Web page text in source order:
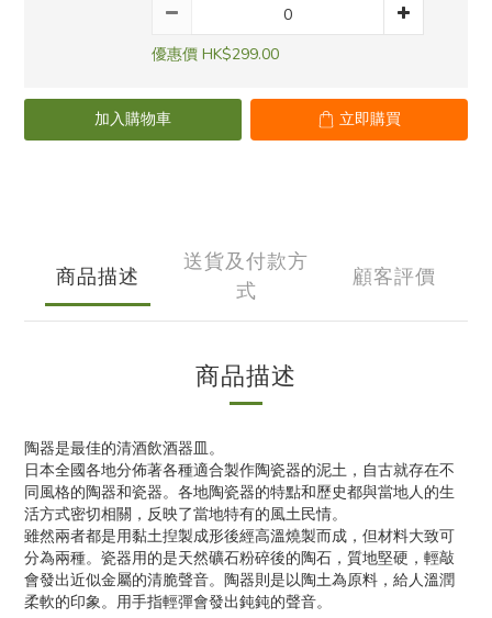
優惠價 HK$299.00
加入購物車 立即購買
商品描述
送貨及付款方
式
顧客評價
商品描述
陶器是最佳的清酒飲酒器皿。
日本全國各地分佈著各種適合製作陶瓷器的泥土，自古就存在不
同風格的陶器和瓷器。各地陶瓷器的特點和歷史都與當地人的生
活方式密切相關，反映了當地特有的風土民情。
雖然兩者都是用黏土揑製成形後經高溫燒製而成，但材料大致可
分為兩種。瓷器用的是天然礦石粉碎後的陶石，質地堅硬，輕敲
會發出近似金屬的清脆聲音。陶器則是以陶土為原料，給人溫潤
柔軟的印象。用手指輕彈會發出鈍鈍的聲音。